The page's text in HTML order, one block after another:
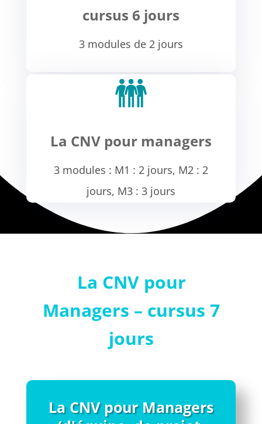
cursus 6 jours
3 modules de 2 jours
La CNV pour managers
3 modules : M1 : 2 jours, M2 : 2
jours, M3 : 3 jours
La CNV pour
Managers – cursus 7
jours
La CNV pour Managers